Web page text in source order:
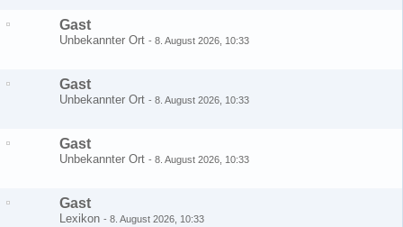
Gast
Unbekannter Ort - 8. August 2026, 10:33
Gast
Unbekannter Ort - 8. August 2026, 10:33
Gast
Unbekannter Ort - 8. August 2026, 10:33
Gast
Lexikon - 8. August 2026, 10:33